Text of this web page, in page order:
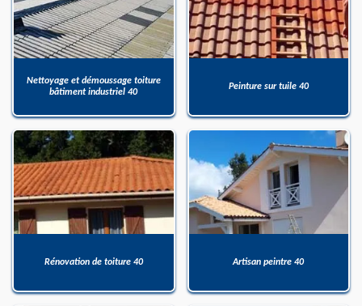
Nettoyage et démoussage toiture
bâtiment industriel 40
Peinture sur tuile 40
Rénovation de toiture 40 Artisan peintre 40